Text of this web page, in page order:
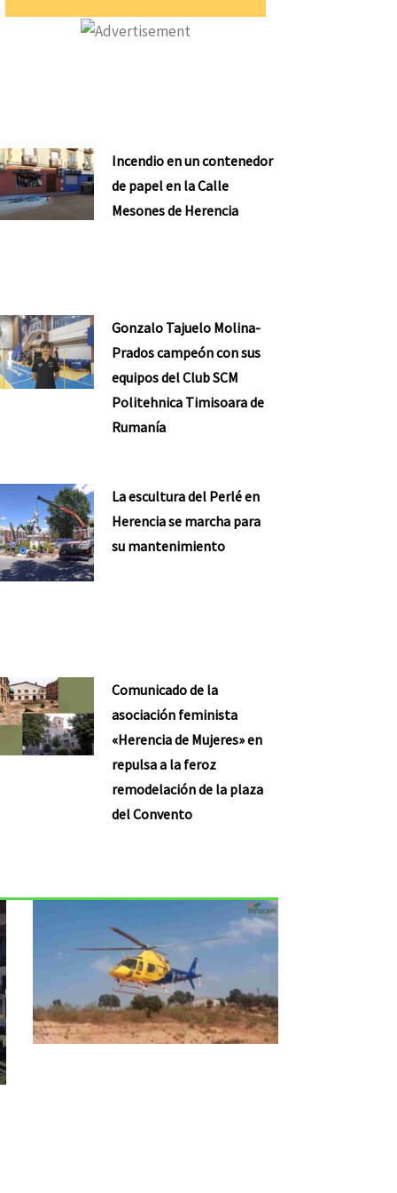
Incendio en un contenedor
de papel en la Calle
Mesones de Herencia
Gonzalo Tajuelo Molina-
Prados campeón con sus
equipos del Club SCM
Politehnica Timisoara de
Rumanía
La escultura del Perlé en
Herencia se marcha para
su mantenimiento
Comunicado de la
asociación feminista
«Herencia de Mujeres» en
repulsa a la feroz
remodelación de la plaza
del Convento